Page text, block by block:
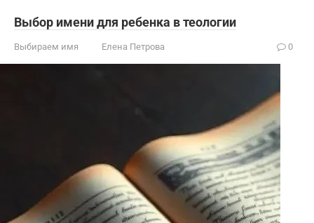
Выбор имени для ребенка в теологии
Выбираем имя Елена Петрова 0